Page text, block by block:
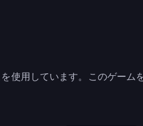
使用しています。このゲー